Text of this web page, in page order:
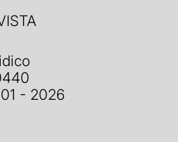
- 2026